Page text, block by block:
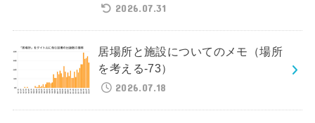
2026.07.31
居場所と施設についてのメモ（場所
を考える-73）
2026.07.18